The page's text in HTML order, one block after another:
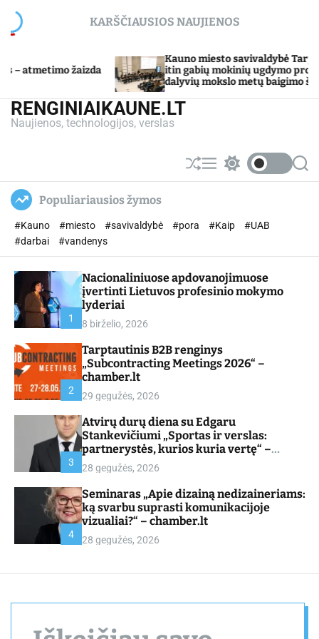
c
n
KARŠČIAUSIOS NAUJIENOS
Kauno miesto savivaldybė Tarpdisciplininio
itin gabių mokinių ugdymo programos
dalyvių mokslo metų baigimo šventė
RENGINIAIKAUNE.LT
Naujienos, technologijos, verslas
S
h
e
M
e w
h
o
r
S
e
Populiariausios žymos
#Kauno #miesto #savivaldybė #pora #Kaip
#UAB
#darbai
#vandenys
1
Nacionaliniuose apdovanojimuose
įvertinti Lietuvos profesinio mokymo
lyderiai
8 birželio, 2026
2
Tarptautinis B2B renginys
„Subcontracting Meetings 2026“ –
chamber.lt
29 gegužės, 2026
3
Atvirų durų diena su Edgaru
Stankevičiumi „Sportas ir verslas:
partnerystės, kurios kuria vertę“ –
chamber.lt
28 gegužės, 2026
4
Seminaras „Apie dizainą nedizaineriams:
ką svarbu suprasti komunikacijoje
vizualiai?“ – chamber.lt
28 gegužės, 2026